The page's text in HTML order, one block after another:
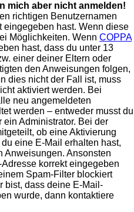
mich aber nicht anmelden!
richtigen Benutzernamen
eingegeben hast. Wenn diese
Möglichkeiten. Wenn COPPA
hast, dass du unter 13
einer deiner Eltern oder
den Anweisungen folgen,
dies nicht der Fall ist, muss
aktiviert werden. Bei
neu angemeldeten
werden – entweder musst du
Administrator. Bei der
ob eine Aktivierung
eine E-Mail erhalten hast,
Anweisungen. Ansonsten
korrekt eingegeben
Spam-Filter blockiert
bist, dass deine E-Mail-
wurde, dann kontaktiere